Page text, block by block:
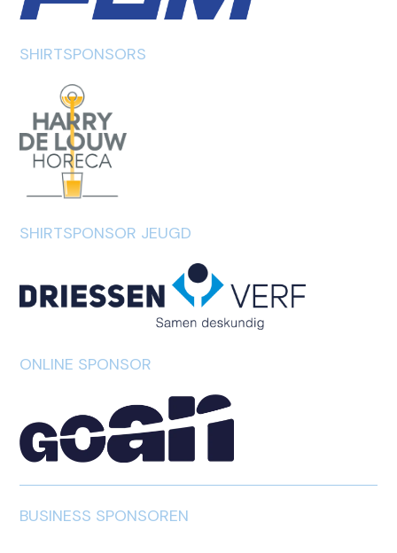
SHIRTSPONSORS
SHIRTSPONSOR JEUGD
ONLINE SPONSOR
BUSINESS SPONSOREN